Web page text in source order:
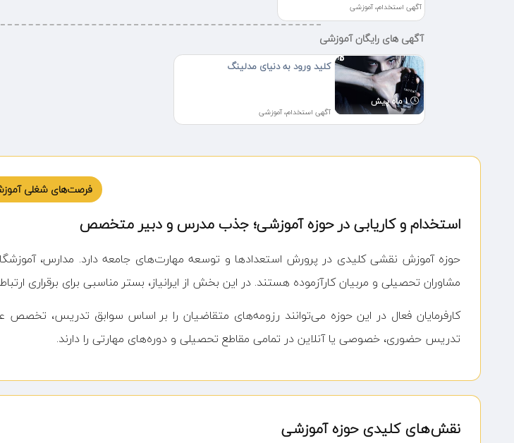
آگهی استخدام، آموزشی
آگهی های رایگان آموزشی
1 ماه پیش
‌کلید ورود به دنیای مدلینگ
آگهی استخدام، آموزشی
فرصت‌های شغلی
استخدام و کاریابی در حوزه آموزشی؛ جذب مدرس و دبیر متخصص
حوزه آموزش نقشی کلیدی در پرورش استعدادها و توسعه مهارت‌های جامعه دارد. مدارس،
مشاوران تحصیلی و مربیان کارآزموده هستند. در این بخش از ایرانیاز، بستر مناسبی برای
کارفرمایان فعال در این حوزه می‌توانند رزومه‌های متقاضیان را بر اساس سوابق تدریس،
تدریس حضوری، خصوصی یا آنلاین در تمامی مقاطع تحصیلی و دوره‌های مهارتی را دارند.
نقش‌های کلیدی حوزه آموزشی